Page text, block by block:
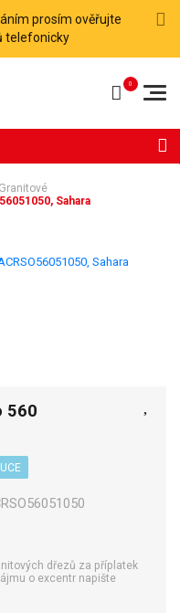
prosím ověřujte
telefonicky
Granitové
Sahara
560
dřezů za příplatek
o excentr napište